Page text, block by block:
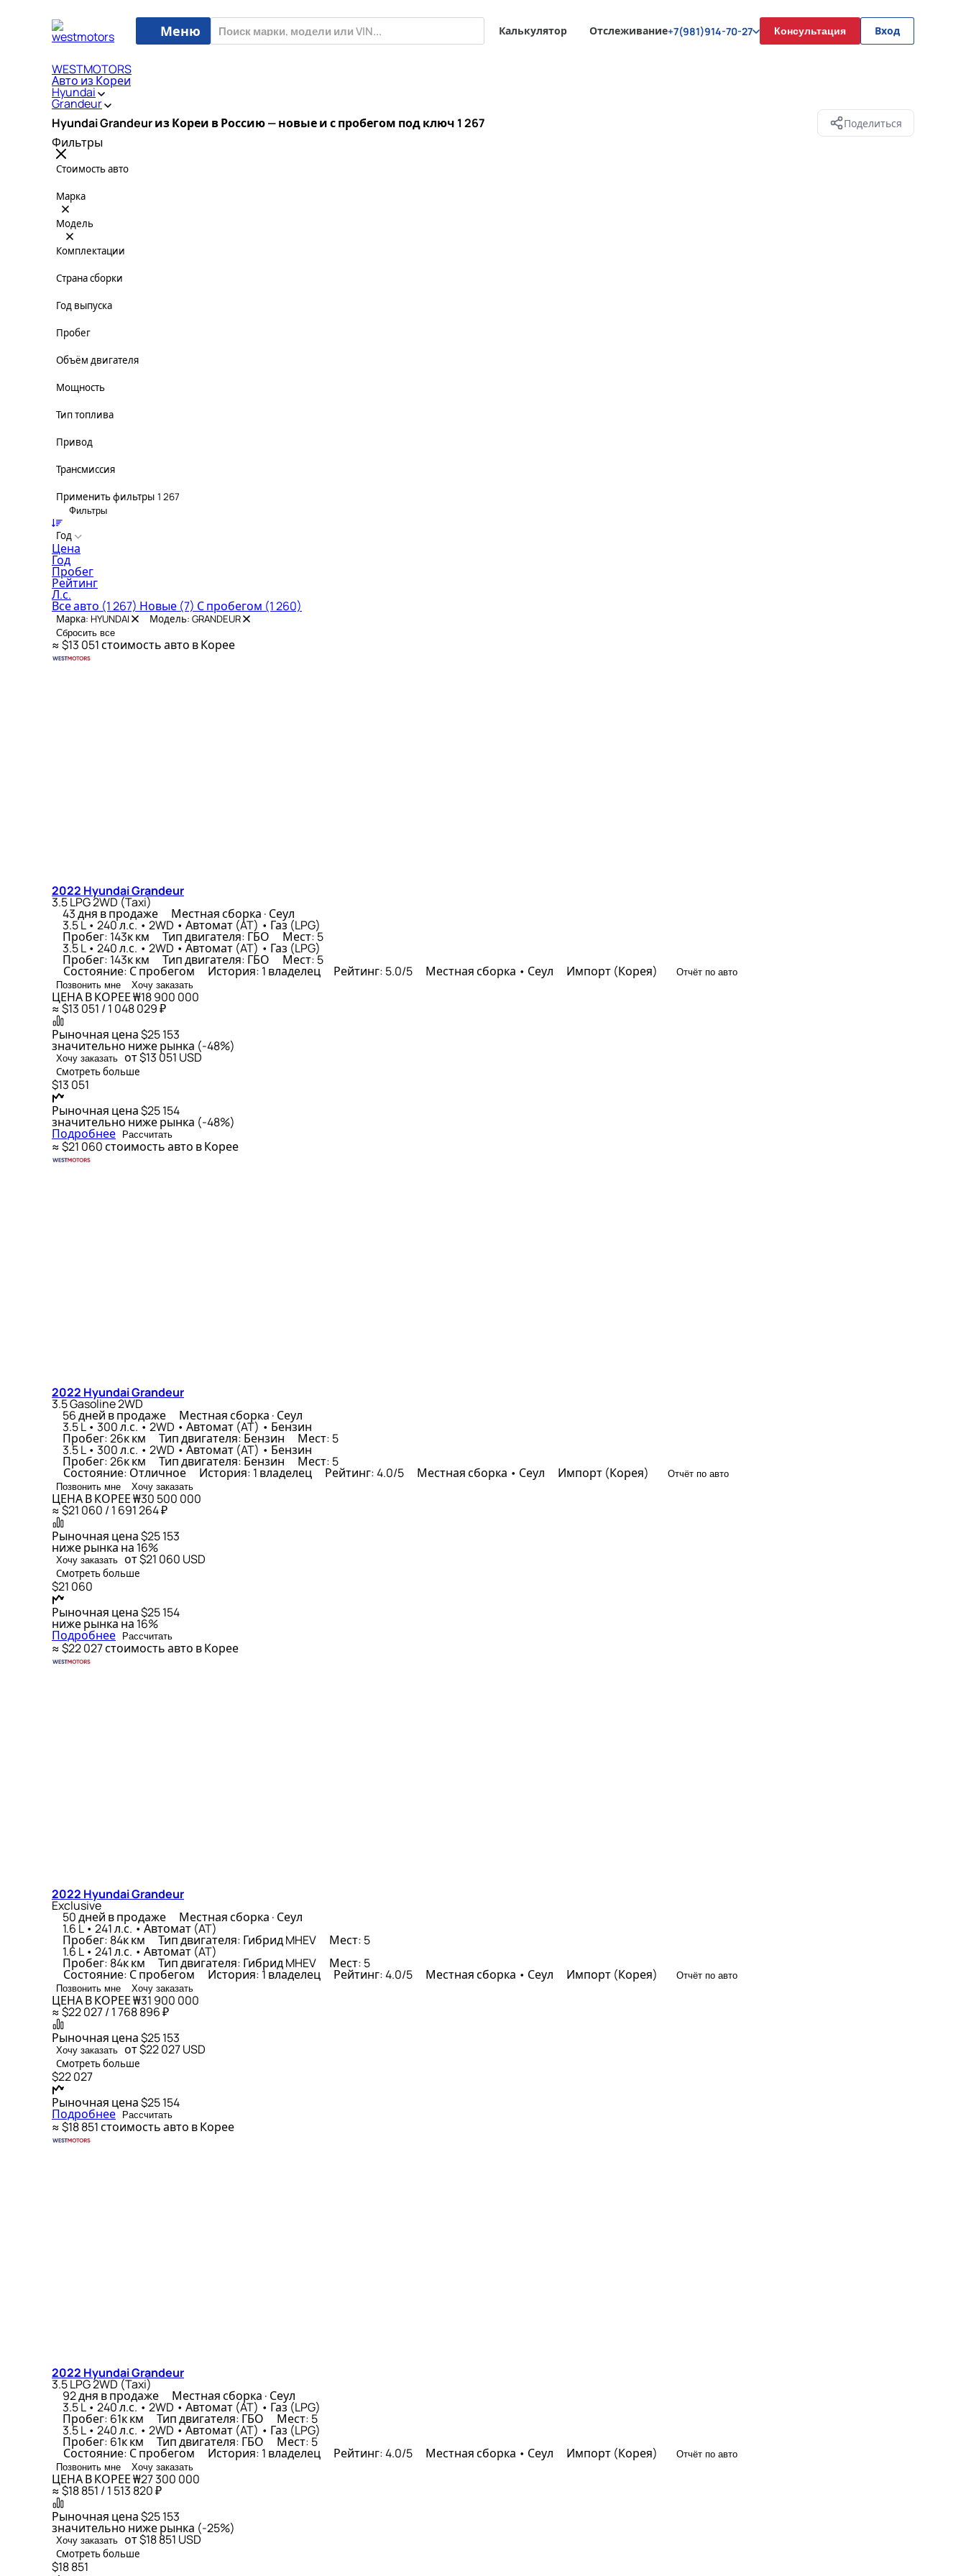
Меню Калькулятор Отслеживание+7(981)914-70-27 Консультация Вход
WESTMOTORS
Авто из Кореи
Hyundai
Grandeur
Hyundai Grandeur из Кореи в Россию — новые и с пробегом под ключ 1 267 Поделиться
Фильтры
Стоимость авто
Марка
Модель
Комплектации
Страна сборки
Год выпуска
Пробег
Объём двигателя
Мощность
Тип топлива
Привод
Трансмиссия
Применить фильтры 1 267
Фильтры
Год
Цена
Год
Пробег
Рейтинг
Л.с.
Все авто (1 267) Новые (7) С пробегом (1 260)
Марка: HYUNDAI Модель: GRANDEUR
Сбросить все
≈ $13 051стоимость авто в Корее
2022 Hyundai Grandeur
3.5 LPG 2WD (Taxi)
43 дня в продаже Местная сборка · Сеул
3.5 L • 240 л.с. • 2WD • Автомат (AT) • Газ (LPG)
Пробег: 143к км Тип двигателя: ГБО Мест: 5
3.5 L • 240 л.с. • 2WD • Автомат (AT) • Газ (LPG)
Пробег: 143к км Тип двигателя: ГБО Мест: 5
Состояние: С пробегом История: 1 владелец Рейтинг: 5.0/5 Местная сборка • Сеул Импорт (Корея)
Отчёт по авто
Позвонить мне
Хочу заказать
ЦЕНА В КОРЕЕ₩18 900 000
≈ $13 051 / 1 048 029 ₽
Рыночная цена$25 153
значительно ниже рынка (-48%)
Хочу заказать от $13 051 USD
Смотреть больше
$13 051
Рыночная цена$25 154
значительно ниже рынка (-48%)
Подробнее Рассчитать
≈ $21 060стоимость авто в Корее
2022 Hyundai Grandeur
3.5 Gasoline 2WD
56 дней в продаже Местная сборка · Сеул
3.5 L • 300 л.с. • 2WD • Автомат (AT) • Бензин
Пробег: 26к км Тип двигателя: Бензин Мест: 5
3.5 L • 300 л.с. • 2WD • Автомат (AT) • Бензин
Пробег: 26к км Тип двигателя: Бензин Мест: 5
Состояние: Отличное История: 1 владелец Рейтинг: 4.0/5 Местная сборка • Сеул Импорт (Корея)
Отчёт по авто
Позвонить мне
Хочу заказать
ЦЕНА В КОРЕЕ₩30 500 000
≈ $21 060 / 1 691 264 ₽
Рыночная цена$25 153
ниже рынка на 16%
Хочу заказать от $21 060 USD
Смотреть больше
$21 060
Рыночная цена$25 154
ниже рынка на 16%
Подробнее Рассчитать
≈ $22 027стоимость авто в Корее
2022 Hyundai Grandeur
Exclusive
50 дней в продаже Местная сборка · Сеул
1.6 L • 241 л.с. • Автомат (AT)
Пробег: 84к км Тип двигателя: Гибрид MHEV Мест: 5
1.6 L • 241 л.с. • Автомат (AT)
Пробег: 84к км Тип двигателя: Гибрид MHEV Мест: 5
Состояние: С пробегом История: 1 владелец Рейтинг: 4.0/5 Местная сборка • Сеул Импорт (Корея)
Отчёт по авто
Позвонить мне
Хочу заказать
ЦЕНА В КОРЕЕ₩31 900 000
≈ $22 027 / 1 768 896 ₽
Рыночная цена$25 153
Хочу заказать от $22 027USD
Смотреть больше
$22 027
Рыночная цена$25 154
Подробнее Рассчитать
≈ $18 851стоимость авто в Корее
2022 Hyundai Grandeur
3.5 LPG 2WD (Taxi)
92 дня в продаже Местная сборка · Сеул
3.5 L • 240 л.с. • 2WD • Автомат (AT) • Газ (LPG)
Пробег: 61к км Тип двигателя: ГБО Мест: 5
3.5 L • 240 л.с. • 2WD • Автомат (AT) • Газ (LPG)
Пробег: 61к км Тип двигателя: ГБО Мест: 5
Состояние: С пробегом История: 1 владелец Рейтинг: 4.0/5 Местная сборка • Сеул Импорт (Корея)
Отчёт по авто
Позвонить мне
Хочу заказать
ЦЕНА В КОРЕЕ₩27 300 000
≈ $18 851 / 1 513 820 ₽
Рыночная цена$25 153
значительно ниже рынка (-25%)
Хочу заказать от $18 851 USD
Смотреть больше
$18 851